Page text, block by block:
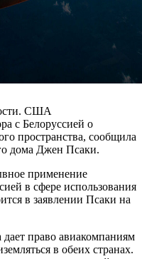
США
с Белоруссией о
пространства, сообщила
дома Джен Псаки.
применение
в сфере использования
в заявлении Псаки на
право авиакомпаниям
в обеих странах.